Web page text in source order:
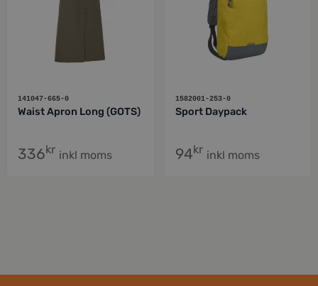
141047-665-0
Waist Apron Long (GOTS)
336kr inkl moms
1582001-253-0
Sport Daypack
94kr inkl moms